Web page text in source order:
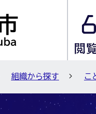
組織から探す こ